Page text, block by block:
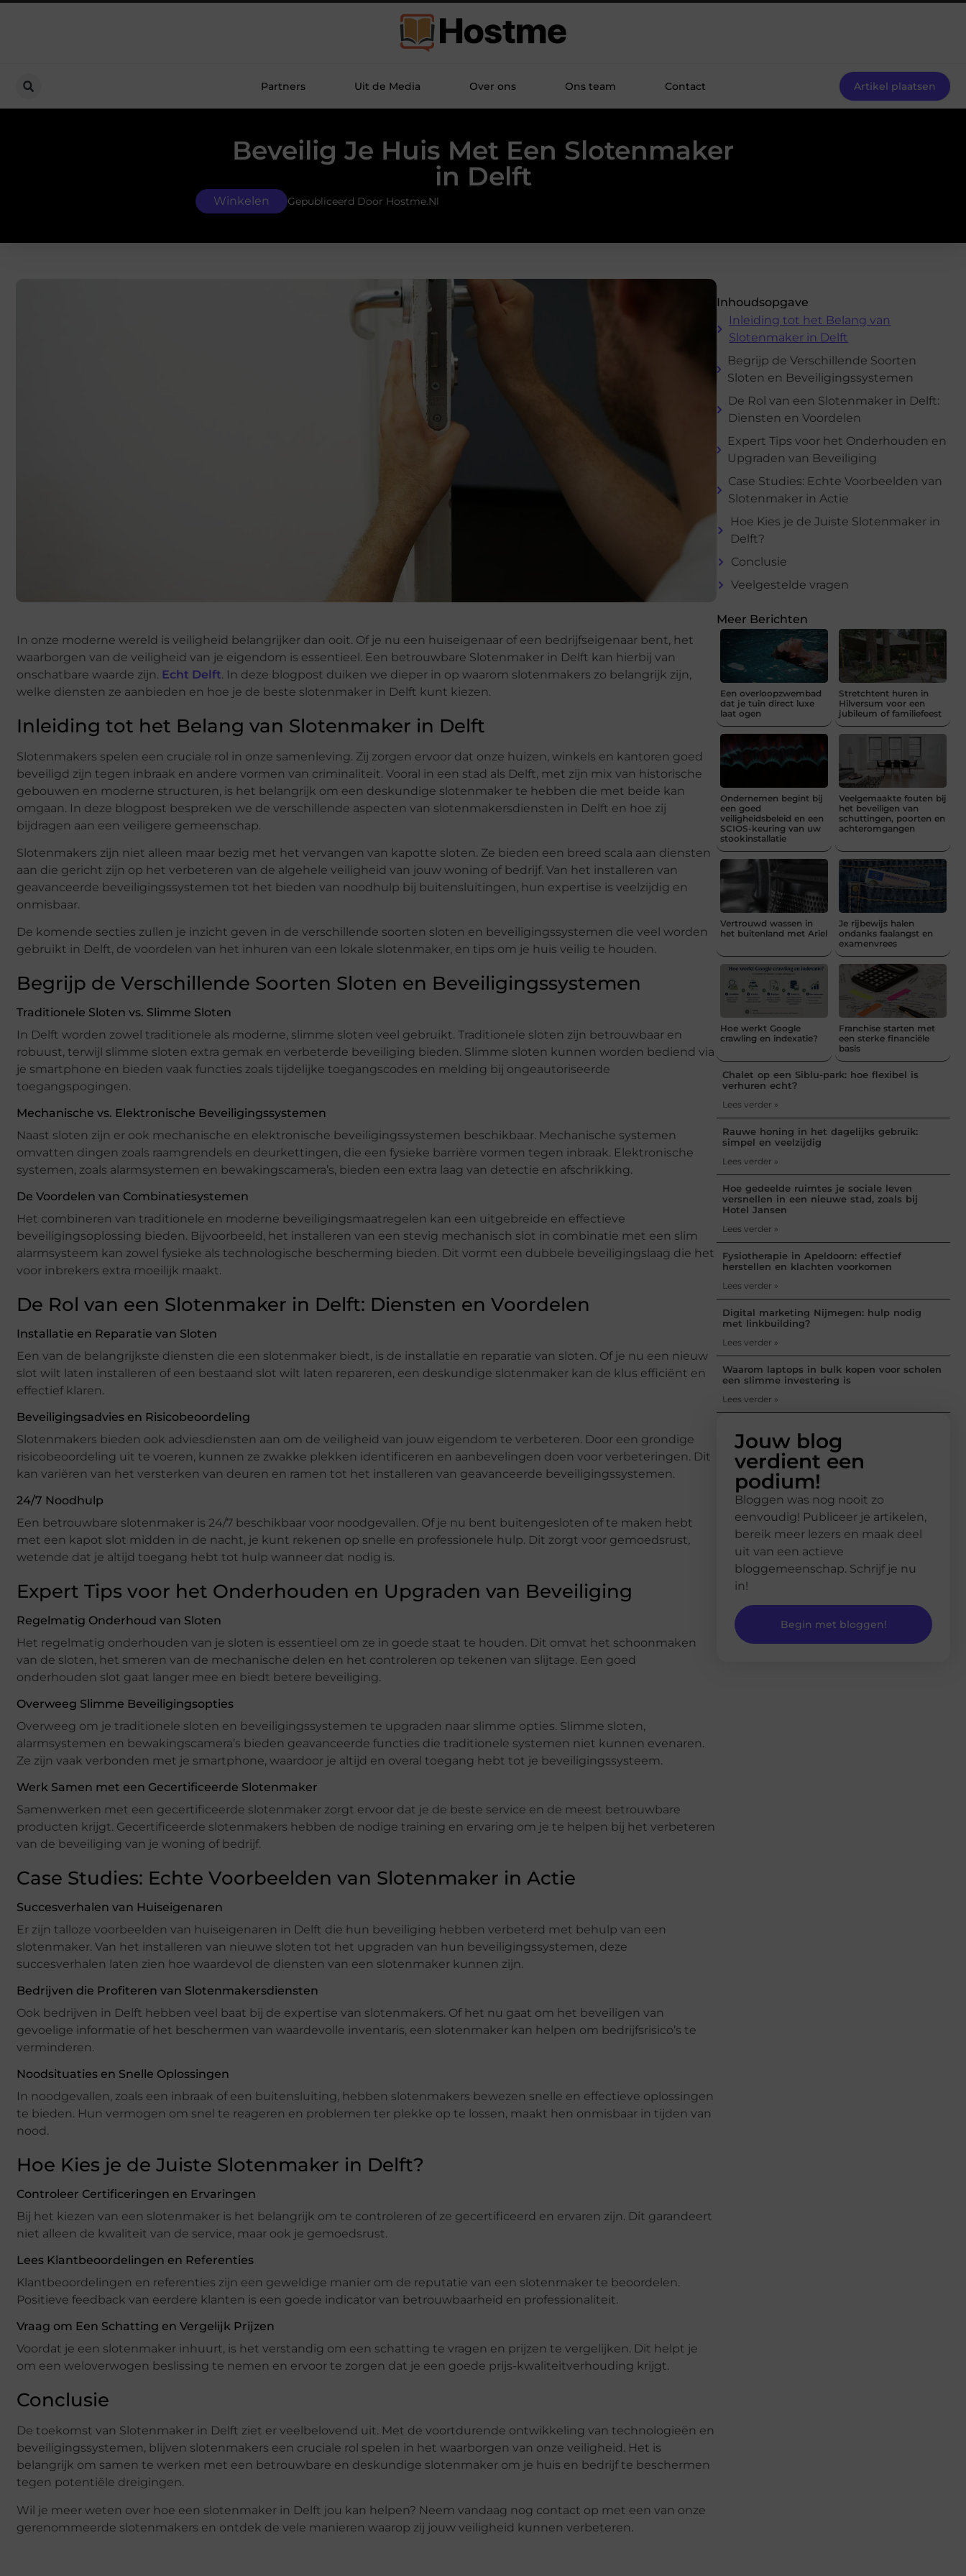
Partners Uit de Media Over ons Ons team Contact Artikel plaatsen
Beveilig Je Huis Met Een Slotenmaker
in Delft
Winkelen Gepubliceerd Door Hostme.nl
In onze moderne wereld is veiligheid belangrijker dan ooit. Of je nu een huiseigenaar of een bedrijfseigenaar bent, het
waarborgen van de veiligheid van je eigendom is essentieel. Een betrouwbare Slotenmaker in Delft kan hierbij van
onschatbare waarde zijn. Echt Delft. In deze blogpost duiken we dieper in op waarom slotenmakers zo belangrijk zijn,
welke diensten ze aanbieden en hoe je de beste slotenmaker in Delft kunt kiezen.
Inleiding tot het Belang van Slotenmaker in Delft
Slotenmakers spelen een cruciale rol in onze samenleving. Zij zorgen ervoor dat onze huizen, winkels en kantoren goed
beveiligd zijn tegen inbraak en andere vormen van criminaliteit. Vooral in een stad als Delft, met zijn mix van historische
gebouwen en moderne structuren, is het belangrijk om een deskundige slotenmaker te hebben die met beide kan
omgaan. In deze blogpost bespreken we de verschillende aspecten van slotenmakersdiensten in Delft en hoe zij
bijdragen aan een veiligere gemeenschap.
Slotenmakers zijn niet alleen maar bezig met het vervangen van kapotte sloten. Ze bieden een breed scala aan diensten
aan die gericht zijn op het verbeteren van de algehele veiligheid van jouw woning of bedrijf. Van het installeren van
geavanceerde beveiligingssystemen tot het bieden van noodhulp bij buitensluitingen, hun expertise is veelzijdig en
onmisbaar.
De komende secties zullen je inzicht geven in de verschillende soorten sloten en beveiligingssystemen die veel worden
gebruikt in Delft, de voordelen van het inhuren van een lokale slotenmaker, en tips om je huis veilig te houden.
Begrijp de Verschillende Soorten Sloten en Beveiligingssystemen
Traditionele Sloten vs. Slimme Sloten
In Delft worden zowel traditionele als moderne, slimme sloten veel gebruikt. Traditionele sloten zijn betrouwbaar en
robuust, terwijl slimme sloten extra gemak en verbeterde beveiliging bieden. Slimme sloten kunnen worden bediend via
je smartphone en bieden vaak functies zoals tijdelijke toegangscodes en melding bij ongeautoriseerde
toegangspogingen.
Mechanische vs. Elektronische Beveiligingssystemen
Naast sloten zijn er ook mechanische en elektronische beveiligingssystemen beschikbaar. Mechanische systemen
omvatten dingen zoals raamgrendels en deurkettingen, die een fysieke barrière vormen tegen inbraak. Elektronische
systemen, zoals alarmsystemen en bewakingscamera’s, bieden een extra laag van detectie en afschrikking.
De Voordelen van Combinatiesystemen
Het combineren van traditionele en moderne beveiligingsmaatregelen kan een uitgebreide en effectieve
beveiligingsoplossing bieden. Bijvoorbeeld, het installeren van een stevig mechanisch slot in combinatie met een slim
alarmsysteem kan zowel fysieke als technologische bescherming bieden. Dit vormt een dubbele beveiligingslaag die het
voor inbrekers extra moeilijk maakt.
De Rol van een Slotenmaker in Delft: Diensten en Voordelen
Installatie en Reparatie van Sloten
Een van de belangrijkste diensten die een slotenmaker biedt, is de installatie en reparatie van sloten. Of je nu een nieuw
slot wilt laten installeren of een bestaand slot wilt laten repareren, een deskundige slotenmaker kan de klus efficiënt en
effectief klaren.
Beveiligingsadvies en Risicobeoordeling
Slotenmakers bieden ook adviesdiensten aan om de veiligheid van jouw eigendom te verbeteren. Door een grondige
risicobeoordeling uit te voeren, kunnen ze zwakke plekken identificeren en aanbevelingen doen voor verbeteringen. Dit
kan variëren van het versterken van deuren en ramen tot het installeren van geavanceerde beveiligingssystemen.
24/7 Noodhulp
Een betrouwbare slotenmaker is 24/7 beschikbaar voor noodgevallen. Of je nu bent buitengesloten of te maken hebt
met een kapot slot midden in de nacht, je kunt rekenen op snelle en professionele hulp. Dit zorgt voor gemoedsrust,
wetende dat je altijd toegang hebt tot hulp wanneer dat nodig is.
Expert Tips voor het Onderhouden en Upgraden van Beveiliging
Regelmatig Onderhoud van Sloten
Het regelmatig onderhouden van je sloten is essentieel om ze in goede staat te houden. Dit omvat het schoonmaken
van de sloten, het smeren van de mechanische delen en het controleren op tekenen van slijtage. Een goed
onderhouden slot gaat langer mee en biedt betere beveiliging.
Overweeg Slimme Beveiligingsopties
Overweeg om je traditionele sloten en beveiligingssystemen te upgraden naar slimme opties. Slimme sloten,
alarmsystemen en bewakingscamera’s bieden geavanceerde functies die traditionele systemen niet kunnen evenaren.
Ze zijn vaak verbonden met je smartphone, waardoor je altijd en overal toegang hebt tot je beveiligingssysteem.
Werk Samen met een Gecertificeerde Slotenmaker
Samenwerken met een gecertificeerde slotenmaker zorgt ervoor dat je de beste service en de meest betrouwbare
producten krijgt. Gecertificeerde slotenmakers hebben de nodige training en ervaring om je te helpen bij het verbeteren
van de beveiliging van je woning of bedrijf.
Case Studies: Echte Voorbeelden van Slotenmaker in Actie
Succesverhalen van Huiseigenaren
Er zijn talloze voorbeelden van huiseigenaren in Delft die hun beveiliging hebben verbeterd met behulp van een
slotenmaker. Van het installeren van nieuwe sloten tot het upgraden van hun beveiligingssystemen, deze
succesverhalen laten zien hoe waardevol de diensten van een slotenmaker kunnen zijn.
Bedrijven die Profiteren van Slotenmakersdiensten
Ook bedrijven in Delft hebben veel baat bij de expertise van slotenmakers. Of het nu gaat om het beveiligen van
gevoelige informatie of het beschermen van waardevolle inventaris, een slotenmaker kan helpen om bedrijfsrisico’s te
verminderen.
Noodsituaties en Snelle Oplossingen
In noodgevallen, zoals een inbraak of een buitensluiting, hebben slotenmakers bewezen snelle en effectieve oplossingen
te bieden. Hun vermogen om snel te reageren en problemen ter plekke op te lossen, maakt hen onmisbaar in tijden van
nood.
Hoe Kies je de Juiste Slotenmaker in Delft?
Controleer Certificeringen en Ervaringen
Bij het kiezen van een slotenmaker is het belangrijk om te controleren of ze gecertificeerd en ervaren zijn. Dit garandeert
niet alleen de kwaliteit van de service, maar ook je gemoedsrust.
Lees Klantbeoordelingen en Referenties
Klantbeoordelingen en referenties zijn een geweldige manier om de reputatie van een slotenmaker te beoordelen.
Positieve feedback van eerdere klanten is een goede indicator van betrouwbaarheid en professionaliteit.
Vraag om Een Schatting en Vergelijk Prijzen
Voordat je een slotenmaker inhuurt, is het verstandig om een schatting te vragen en prijzen te vergelijken. Dit helpt je
om een weloverwogen beslissing te nemen en ervoor te zorgen dat je een goede prijs-kwaliteitverhouding krijgt.
Conclusie
De toekomst van Slotenmaker in Delft ziet er veelbelovend uit. Met de voortdurende ontwikkeling van technologieën en
beveiligingssystemen, blijven slotenmakers een cruciale rol spelen in het waarborgen van onze veiligheid. Het is
belangrijk om samen te werken met een betrouwbare en deskundige slotenmaker om je huis en bedrijf te beschermen
tegen potentiële dreigingen.
Wil je meer weten over hoe een slotenmaker in Delft jou kan helpen? Neem vandaag nog contact op met een van onze
gerenommeerde slotenmakers en ontdek de vele manieren waarop zij jouw veiligheid kunnen verbeteren.
Inhoudsopgave
Inleiding tot het Belang van
Slotenmaker in Delft
Begrijp de Verschillende Soorten
Sloten en Beveiligingssystemen
De Rol van een Slotenmaker in Delft:
Diensten en Voordelen
Expert Tips voor het Onderhouden en
Upgraden van Beveiliging
Case Studies: Echte Voorbeelden van
Slotenmaker in Actie
Hoe Kies je de Juiste Slotenmaker in
Delft?
Conclusie
Veelgestelde vragen
Meer Berichten
Een overloopzwembad
dat je tuin direct luxe
laat ogen
Stretchtent huren in
Hilversum voor een
jubileum of familiefeest
Ondernemen begint bij
een goed
veiligheidsbeleid en een
SCIOS-keuring van uw
stookinstallatie
Veelgemaakte fouten bij
het beveiligen van
schuttingen, poorten en
achteromgangen
Vertrouwd wassen in
het buitenland met Ariel
Je rijbewijs halen
ondanks faalangst en
examenvrees
Hoe werkt Google
crawling en indexatie?
Franchise starten met
een sterke financiële
basis
Chalet op een Siblu-park: hoe flexibel is
verhuren echt?
Lees verder »
Rauwe honing in het dagelijks gebruik:
simpel en veelzijdig
Lees verder »
Hoe gedeelde ruimtes je sociale leven
versnellen in een nieuwe stad, zoals bij
Hotel Jansen
Lees verder »
Fysiotherapie in Apeldoorn: effectief
herstellen en klachten voorkomen
Lees verder »
Digital marketing Nijmegen: hulp nodig
met linkbuilding?
Lees verder »
Waarom laptops in bulk kopen voor scholen
een slimme investering is
Lees verder »
Jouw blog
verdient een
podium!
Bloggen was nog nooit zo
eenvoudig! Publiceer je artikelen,
bereik meer lezers en maak deel
uit van een actieve
bloggemeenschap. Schrijf je nu
in!
Begin met bloggen!